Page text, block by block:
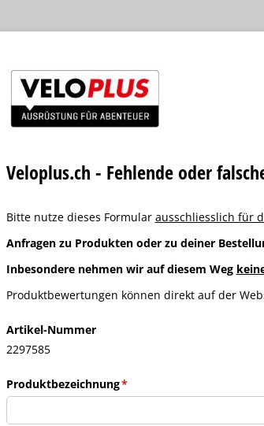
Veloplus.ch - Fehlende oder
Bitte nutze dieses Formular ausschliesslich für
Anfragen zu Produkten oder zu deiner
Inbesondere nehmen wir auf diesem Weg
Produktbewertungen können direkt auf der
Artikel-Nummer
2297585
Produktbezeichnung*
(erforderlich)